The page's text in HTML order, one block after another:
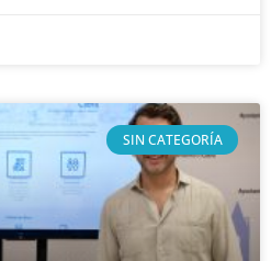
SIN CATEGORÍA